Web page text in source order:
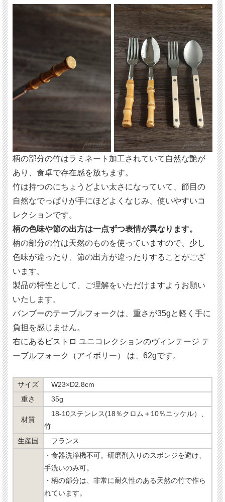
柄の部分の竹はラミネート加工されていて自然な艶が
あり、食卓で存在感を放ちます。
竹は持つのにちょうどよい太さになっていて、節目の
自然なでっぱりが手にほどよくなじみ、使いやすいコ
レクションです。
柄の色味や節の出方は一点ずつ表情が異なります。
柄の部分の竹は天然のものを使っていますので、少し
色味が違ったり、節の出方が違ったりすることがござ
います。
製品の特性として、ご理解をいただけますようお願い
いたします。
バンブーのテーブルフォークは、重さが35gと軽く手に
負担を感じません。
右にあるビストロ ユニコレクションのヴィンテージ テ
ーブルフォーク（アイボリー） は、62gです。
サイズ
W23×D2.8cm
重さ
35g
材質
18-10ステンレス(18％クロム＋10％ニッケル）、
竹
生産国
フランス
・食器洗浄機不可。研磨剤入りのスポンジを避け、
手洗いのみ可。
・柄の部分は、非常に耐久性のある天然の竹で作ら
れています。